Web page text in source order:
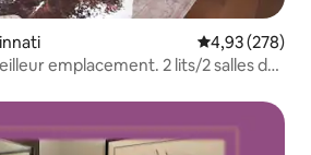
Évaluation
4,93 (278)
emplacement. 2 lits/2 salles de